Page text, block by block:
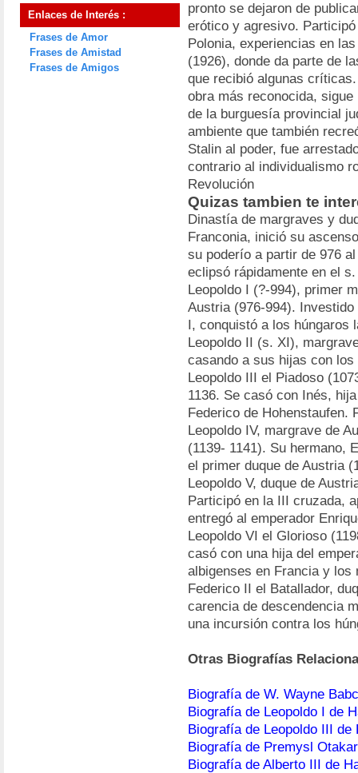
Enlaces de Interés :
Frases de Amor
Frases de Amistad
Frases de Amigos
pronto se dejaron de
erótico y agresivo.
Polonia, experiencias en
(1926), donde da parte de
que recibió algunas
obra más reconocida,
de la burguesía provincial
ambiente que también
Stalin al poder, fue
contrario al individualismo
Revolución
Quizas tambien te
Dinastía de margraves y
Franconia, inició su
su poderío a partir de 976
eclipsó rápidamente en el
Leopoldo I (?-994), primer
Austria (976-994).
I, conquistó a los húngaros
Leopoldo II (s. XI),
casando a sus hijas con
Leopoldo III el Piadoso
1136. Se casó con Inés,
Federico de Hohenstaufen.
Leopoldo IV, margrave de
(1139- 1141). Su hermano,
el primer duque de Austria
Leopoldo V, duque de
Participó en la III cruzada,
entregó al emperador
Leopoldo VI el Glorioso
casó con una hija del
albigenses en Francia y los
Federico II el Batallador,
carencia de descendencia
una incursión contra los
Otras Biografías
Biografía de W. Wayne
Biografía de Leopoldo I de
Biografía de Leopoldo III de
Biografía de Premysl
Biografía de Alberto III de